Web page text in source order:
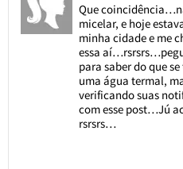
Que
micelar, e hoje
minha cidade e me
essa
para saber do que
uma água termal,
verificando suas
com esse post…Jú
rsrsrs…